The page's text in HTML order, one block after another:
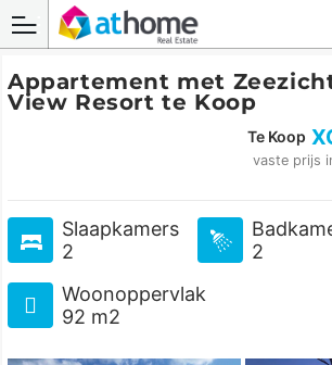
Appartement met
View Resort te Koop
Te Koop
vaste prijs
Slaapkamers
2
2
Woonoppervlak
92 m2